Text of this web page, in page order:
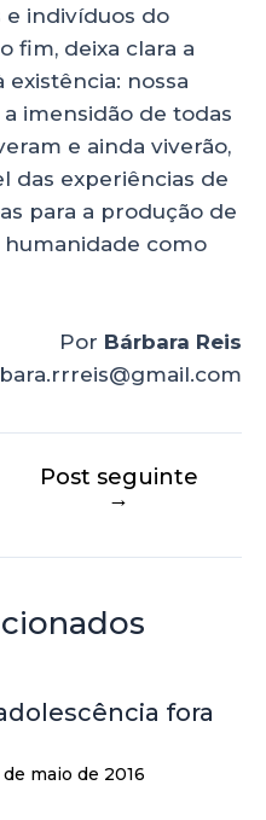
e indivíduos do
fim, deixa clara a
nossa
imensidão de todas
e ainda viverão,
das experiências de
para a produção de
como
Por Bárbara Reis
Post seguinte
→
fora
de maio de 2016